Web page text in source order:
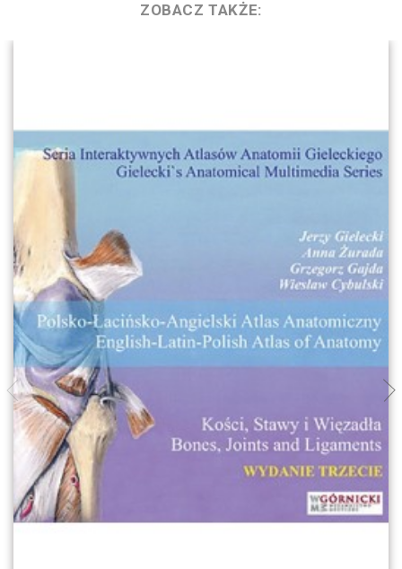
ZOBACZ TAKŻE: